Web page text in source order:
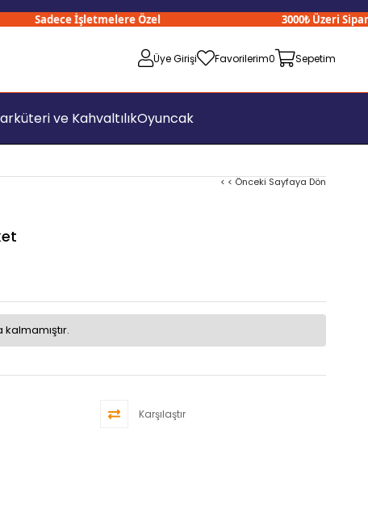
Sadece İşletmelere Özel 3000₺ Üzeri
Üye Girişi Favorilerim0 Sepetim
ve KahvaltılıkOyuncak
< < Önceki Sayfaya Dön
kalmamıştır.
Karşılaştır